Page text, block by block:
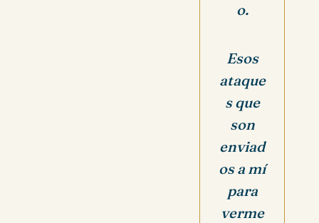
o.
Esos
ataque
s que
son
enviad
os a mí
para
verme